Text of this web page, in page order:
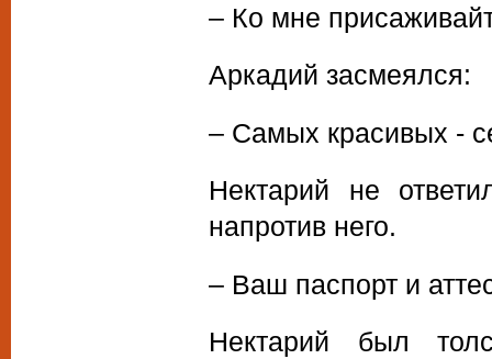
– Ко мне
Аркадий засмеялся:
– Самых красивых -
Нектарий не
напротив него.
– Ваш паспорт и
Нектарий был